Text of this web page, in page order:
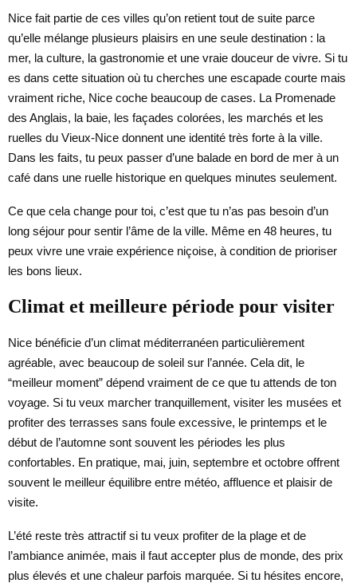
Nice fait partie de ces villes qu’on retient tout de suite parce
qu’elle mélange plusieurs plaisirs en une seule destination : la
mer, la culture, la gastronomie et une vraie douceur de vivre. Si tu
es dans cette situation où tu cherches une escapade courte mais
vraiment riche, Nice coche beaucoup de cases. La Promenade
des Anglais, la baie, les façades colorées, les marchés et les
ruelles du Vieux-Nice donnent une identité très forte à la ville.
Dans les faits, tu peux passer d’une balade en bord de mer à un
café dans une ruelle historique en quelques minutes seulement.
Ce que cela change pour toi, c’est que tu n’as pas besoin d’un
long séjour pour sentir l’âme de la ville. Même en 48 heures, tu
peux vivre une vraie expérience niçoise, à condition de prioriser
les bons lieux.
Climat et meilleure période pour visiter
Nice bénéficie d’un climat méditerranéen particulièrement
agréable, avec beaucoup de soleil sur l’année. Cela dit, le
“meilleur moment” dépend vraiment de ce que tu attends de ton
voyage. Si tu veux marcher tranquillement, visiter les musées et
profiter des terrasses sans foule excessive, le printemps et le
début de l’automne sont souvent les périodes les plus
confortables. En pratique, mai, juin, septembre et octobre offrent
souvent le meilleur équilibre entre météo, affluence et plaisir de
visite.
L’été reste très attractif si tu veux profiter de la plage et de
l’ambiance animée, mais il faut accepter plus de monde, des prix
plus élevés et une chaleur parfois marquée. Si tu hésites encore,